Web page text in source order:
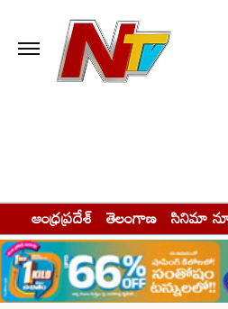
ఆంధ్రప్రదేశ్ తెలంగాణ సినిమా